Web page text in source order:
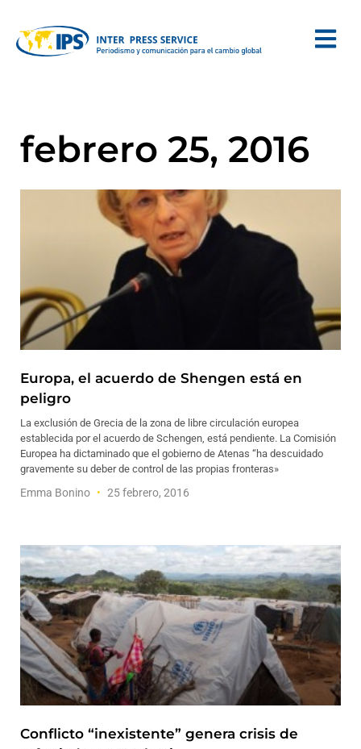
febrero 25, 2016
Europa, el acuerdo de Shengen está en
peligro
La exclusión de Grecia de la zona de libre circulación europea
establecida por el acuerdo de Schengen, está pendiente. La Comisión
Europea ha dictaminado que el gobierno de Atenas “ha descuidado
gravemente su deber de control de las propias fronteras»
Emma Bonino 25 febrero, 2016
Conflicto “inexistente” genera crisis de